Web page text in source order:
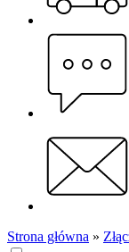
Strona główna »